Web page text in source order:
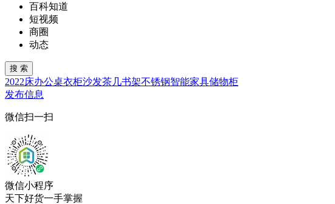
百科知道
短视频
商圈
动态
2022床办公桌衣柜沙发茶几书架不锈钢智能家具储物柜
发布信息
微信扫一扫
微信小程序
天下好货一手掌握